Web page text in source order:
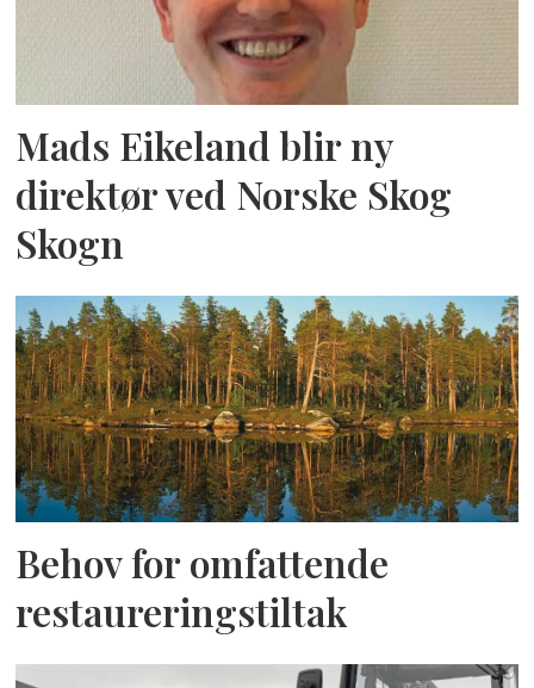
Mads Eikeland blir ny
direktør ved Norske Skog
Skogn
Behov for omfattende
restaureringstiltak